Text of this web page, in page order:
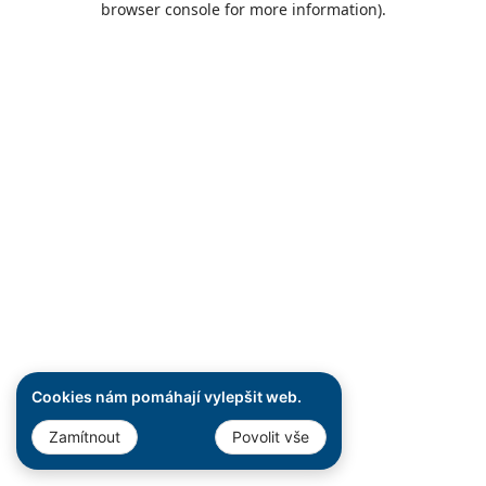
Cookies nám pomáhají vylepšit web.
Zamítnout Povolit vše
browser console for more information).